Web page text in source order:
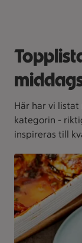
Här har vi
kategorin -
inspireras till